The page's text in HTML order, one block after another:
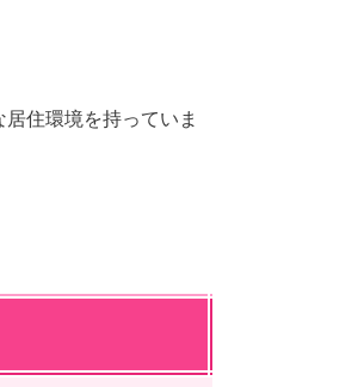
住環境を持っていま